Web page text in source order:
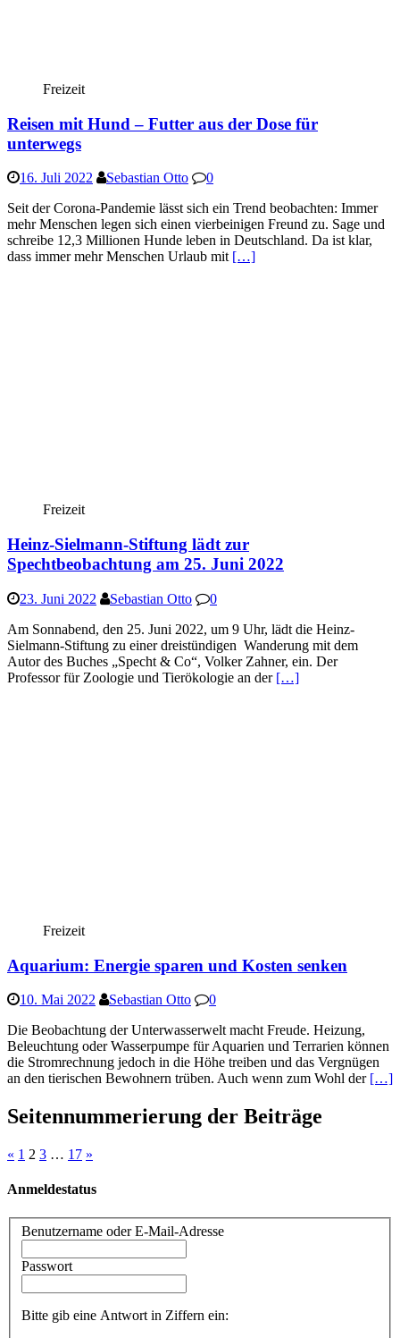
Freizeit
Reisen mit Hund – Futter aus der Dose für
unterwegs
16. Juli 2022 Sebastian Otto
0
Seit der Corona-Pandemie lässt sich ein Trend beobachten: Immer
mehr Menschen legen sich einen vierbeinigen Freund zu. Sage und
schreibe 12,3 Millionen Hunde leben in Deutschland. Da ist klar,
dass immer mehr Menschen Urlaub mit […]
Freizeit
Heinz-Sielmann-Stiftung lädt zur
Spechtbeobachtung am 25. Juni 2022
23. Juni 2022 Sebastian Otto
0
Am Sonnabend, den 25. Juni 2022, um 9 Uhr, lädt die Heinz-
Sielmann-Stiftung zu einer dreistündigen Wanderung mit dem
Autor des Buches „Specht & Co“, Volker Zahner, ein. Der
Professor für Zoologie und Tierökologie an der […]
Freizeit
Aquarium: Energie sparen und Kosten senken
10. Mai 2022 Sebastian Otto
0
Die Beobachtung der Unterwasserwelt macht Freude. Heizung,
Beleuchtung oder Wasserpumpe für Aquarien und Terrarien können
die Stromrechnung jedoch in die Höhe treiben und das Vergnügen
an den tierischen Bewohnern trüben. Auch wenn zum Wohl der […]
Seitennummerierung der Beiträge
« 1 2 3 … 17 »
Anmeldestatus
Benutzername oder E-Mail-Adresse
Passwort
Bitte gib eine Antwort in Ziffern ein: